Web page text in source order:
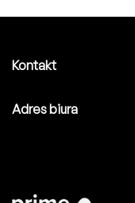
Kontakt
Adres biura